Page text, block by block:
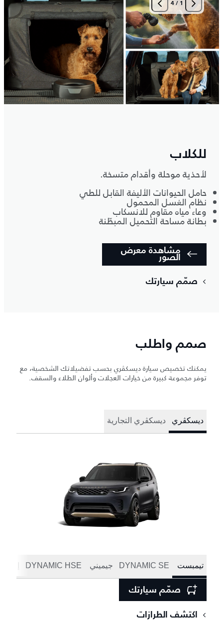
للكلاب
لأحذية موحلة وأقدام متسخة.
حامل الحيوانات الأليفة القابل للطي
نظام الغسل المحمول
وعاء مياه مقاوم للانسكاب
بطانة مساحة التحميل المبطّنة
مشاهدة معرض
الصور
صمّم سيارتك
1
/
4
صمم واطلب
يمكنك تخصيص سيارة ديسكڤري بحسب تفضيلاتك الشخصية، مع
توفر مجموعة كبيرة من خيارات العجلات وألوان الطلاء والسقف.
ديسكڤري ديسكڤري التجارية
تيمبست DYNAMIC SE جيميني DYNAMIC HSE
صمّم سيارتك
اكتشف الطرازات